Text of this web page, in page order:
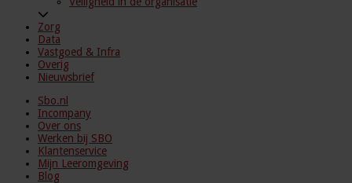
Zorg
Data
Vastgoed & Infra
Overig
Nieuwsbrief
Sbo.nl
Incompany
Over ons
Werken bij SBO
Klantenservice
Mijn Leeromgeving
Blog